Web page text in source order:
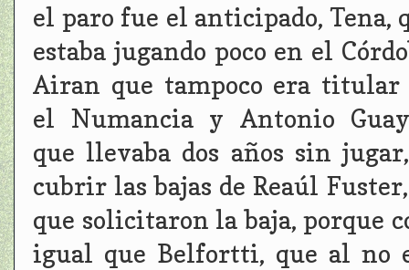
el paro fue el anticipado, Tena,
estaba jugando poco en el
Airan que tampoco era titular
el Numancia y Antonio
que llevaba dos años sin
cubrir las bajas de Reaúl
que solicitaron la baja, porque
igual que Belfortti, que al no